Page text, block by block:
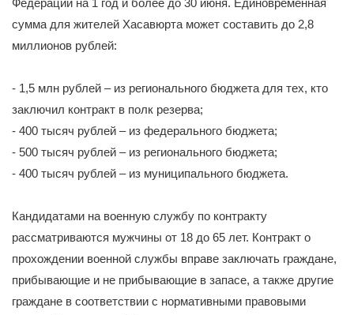
Федерации на 1 год и более до 30 июня. Единовременная
сумма для жителей Хасавюрта может составить до 2,8
миллионов рублей:
- 1,5 млн рублей – из регионального бюджета для тех, кто
заключил контракт в полк резерва;
- 400 тысяч рублей – из федерального бюджета;
- 500 тысяч рублей – из регионального бюджета;
- 400 тысяч рублей – из муниципального бюджета.
Кандидатами на военную службу по контракту
рассматриваются мужчины от 18 до 65 лет. Контракт о
прохождении военной службы вправе заключать граждане,
прибывающие и не прибывающие в запасе, а также другие
граждане в соответствии с нормативными правовыми